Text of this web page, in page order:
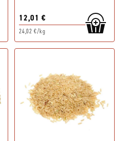
12,01 €
24,02 €/kg